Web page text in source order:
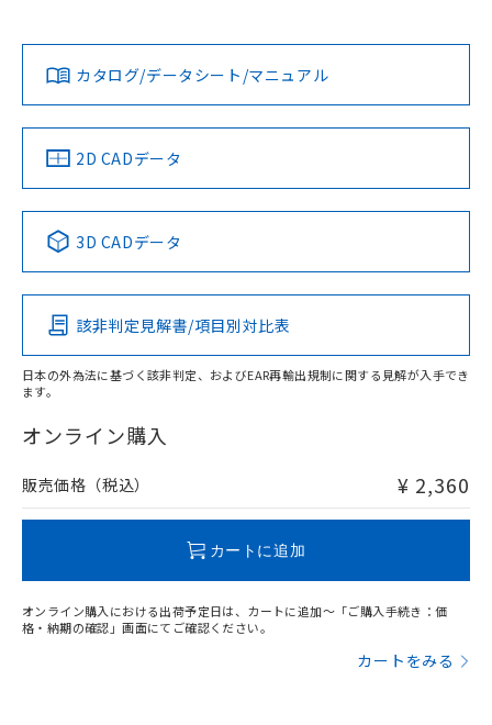
ダウンロードデータをご利用いただく前に、以下を必ずお読
みください。
ソフトウェアの使用条件
対応済み
中国 RoHS 注意事項・凡例
Pb Hg Cd Cr(VI)
O
在庫等で未対応品が混在する可能性があります。
問い合わせください。
LR型式承認
（イギリス
船舶規格）
DNV型式承認
（ノルウェー
BV型式承認
（フランス
KR型式
（韓国
No No No No
この製品の規格認証/適合状況ページへ
その他の認証はこちらのページからご検索ください
カタログ/データシート/マニュアル
2D CADデータ
3D CADデータ
該非判定見解書/項目別対比表
日本の外為法に基づく該非判定、およびEAR再輸出規制に関する見解が入手でき
ます。
オンライン購入
販売価格（税込） ¥ 2,360
カートに追加
オンライン購入における出荷予定日は、カートに追加～「ご購入手続き：価
格・納期の確認」画面にてご確認ください。
カートをみる